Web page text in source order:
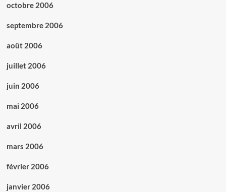
octobre 2006
septembre 2006
août 2006
juillet 2006
juin 2006
mai 2006
avril 2006
mars 2006
février 2006
janvier 2006